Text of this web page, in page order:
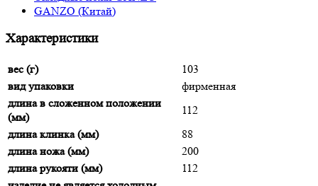
GANZO (Китай)
Характеристики
вес (г)
103
вид упаковки
фирменная
длина в сложенном положении
(мм)
112
длина клинка (мм)
88
длина ножа (мм)
200
длина рукояти (мм)
112